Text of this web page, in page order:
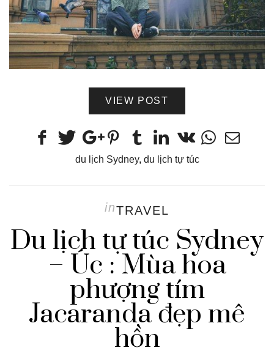
VIEW POST
du lịch Sydney, du lịch tự túc
inTRAVEL
Du lịch tự túc Sydney
– Úc : Mùa hoa
phượng tím
Jacaranda đẹp mê
hồn